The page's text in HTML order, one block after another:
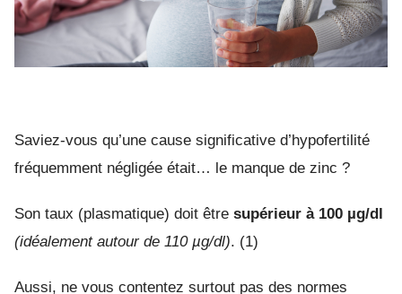
Saviez-vous qu’une cause significative d’hypofertilité
fréquemment négligée était… le manque de zinc ?
Son taux (plasmatique) doit êtresupérieur à 100 µg/dl
(idéalement autour de 110 µg/dl). (1)
Aussi, ne vous contentez surtout pas des normes